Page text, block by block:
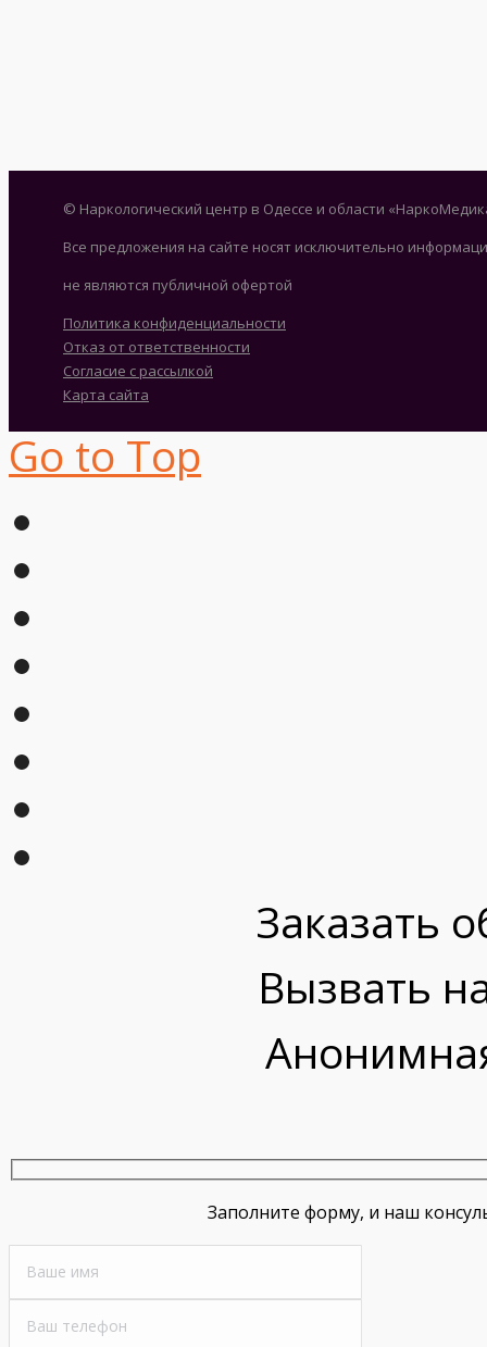
© Наркологический центр в Одессе и области
Все предложения на сайте носят исключительно
не являются публичной офертой
Политика конфиденциальности
Отказ от ответственности
Согласие с рассылкой
Карта сайта
Go to Top
Заказать
Вызвать
Заполните форму, и наш